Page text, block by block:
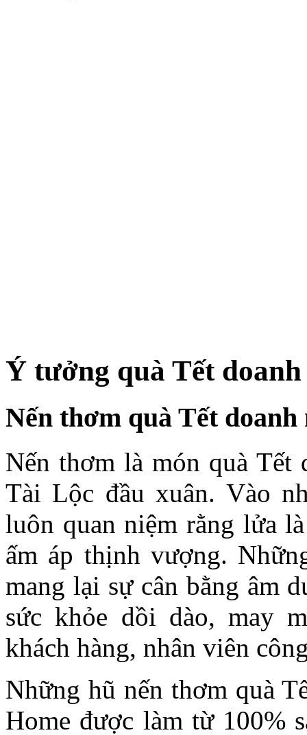
Ý tưởng quà Tết
Nến thơm quà Tết
Nến thơm là món quà Tết
Tài Lộc đầu xuân. Vào
luôn quan niệm rằng lửa
ấm áp thịnh vượng.
mang lại sự cân bằng âm
sức khỏe dồi dào, may
khách hàng, nhân viên
Những hũ nến thơm quà
Home được làm từ 100%